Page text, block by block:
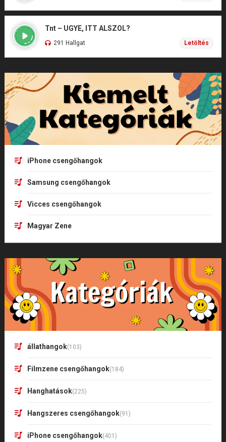
Tnt – UGYE, ITT ALSZOL?
291 Hallgat Letöltés
iPhone csengőhangok
Samsung csengőhangok
Vicces csengőhangok
Magyar Zene
állathangok(103)
Filmzene csengőhangok(184)
Hanghatások(225)
Hangszeres csengőhangok(91)
iPhone csengőhangok(401)